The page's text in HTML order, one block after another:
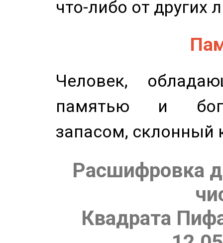
что-либо от других
Человек,
памятью и
запасом, склонный
Расшифровка
Квадрата